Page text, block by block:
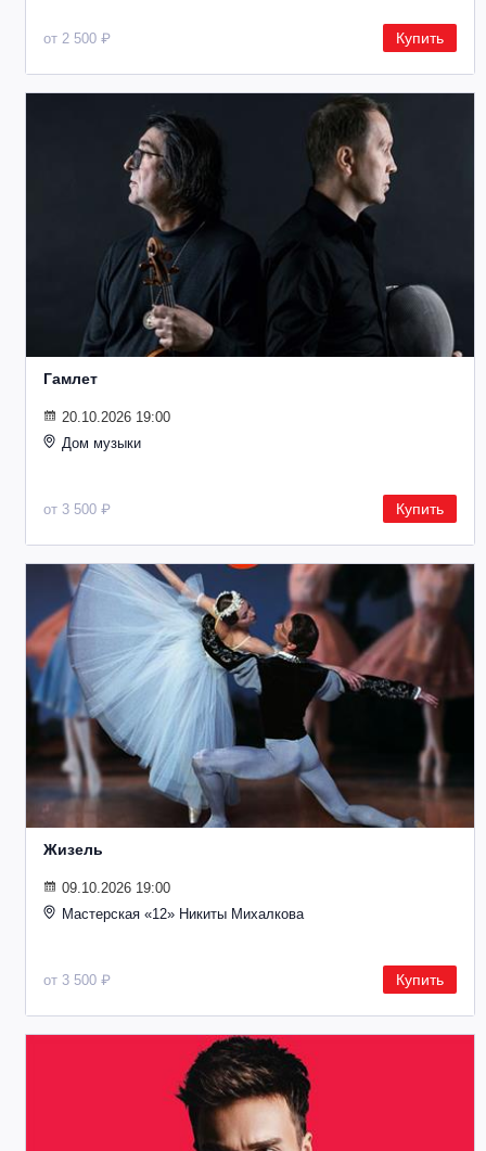
от 2 500 ₽ Купить
Гамлет
20.10.2026 19:00
Дом музыки
от 3 500 ₽ Купить
Жизель
09.10.2026 19:00
Мастерская «12» Никиты Михалкова
от 3 500 ₽ Купить